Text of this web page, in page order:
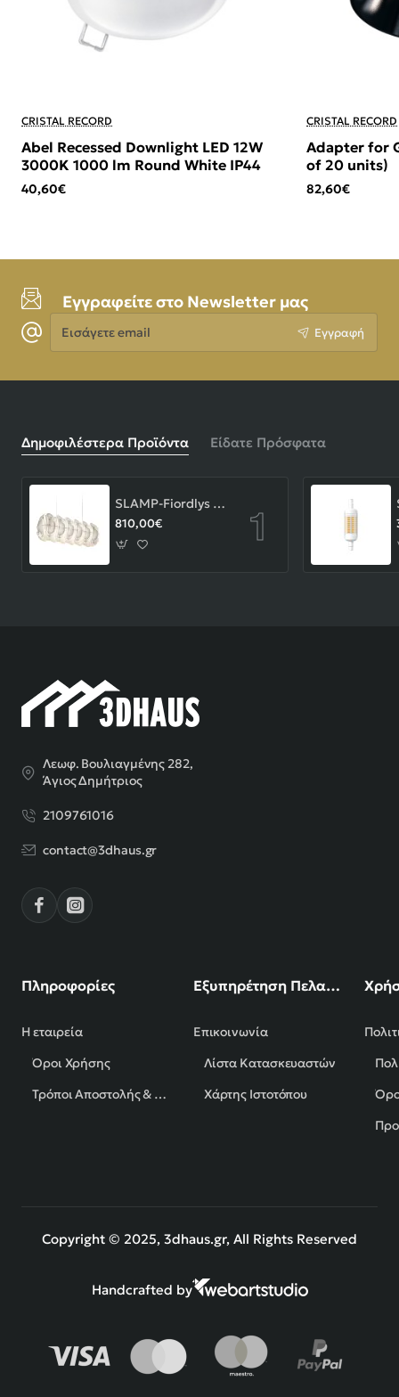
CRISTAL RECORD
Abel Recessed Downlight LED 12W
3000K 1000 lm Round White IP44
40,60€
CRISTAL RECORD
Adapter for
of 20 units)
82,60€
Εγγραφείτε στο Newsletter μας
Εισάγετε
email
Εγγραφή
Δημοφιλέστερα Προϊόντα Είδατε Πρόσφατα
SLAMP-Fiordlys Linear Φωτιστικό Κρεμαστό 90x26x33cm White ΚΩΔ.-FRDSXXLWHT01T00LINEU
810,00€
Λεωφ. Βουλιαγμένης 282,
Άγιος Δημήτριος
2109761016
contact@3dhaus.gr
Πληροφορίες
Η εταιρεία
Όροι Χρήσης
Τρόποι Αποστολής & Πληρωμής
Εξυπηρέτηση Πελατών
Επικοινωνία
Λίστα Κατασκευαστών
Χάρτης Ιστοτόπου
Copyright © 2025, 3dhaus.gr, All Rights Reserved
Handcrafted by